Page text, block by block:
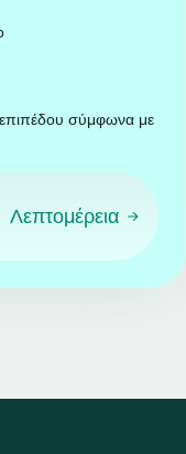
σύμφωνα με
Λεπτομέρεια